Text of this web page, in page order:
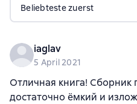
Beliebteste zuerst
iaglav
5 April 2021
Отличная книга! Сборник
достаточно ёмкий и